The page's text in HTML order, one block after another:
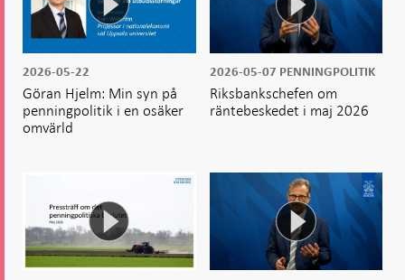
2026-05-22
Göran Hjelm: Min syn på
penningpolitik i en osäker
omvärld
2026-05-07 PENNINGPOLITIK
Riksbankschefen om
räntebeskedet i maj 2026